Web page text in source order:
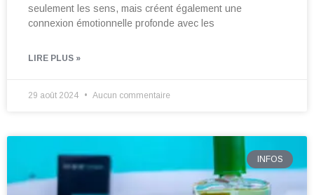
seulement les sens, mais créent également une
connexion émotionnelle profonde avec les
LIRE PLUS »
29 août 2024 Aucun commentaire
INFOS